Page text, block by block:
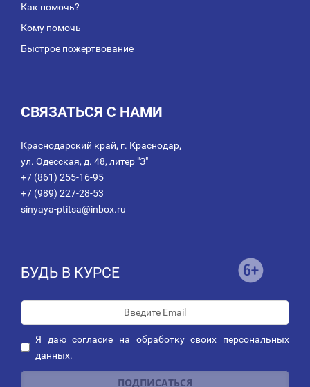
Как помочь?
Кому помочь
Быстрое пожертвование
СВЯЗАТЬСЯ С НАМИ
Краснодарский край, г. Краснодар,
ул. Одесская, д. 48, литер "З"
+7 (861) 255-16-95
+7 (989) 227-28-53
sinyaya-ptitsa@inbox.ru
БУДЬ В КУРСЕ
Я даюсогласие на обработку своих персональных
данных.